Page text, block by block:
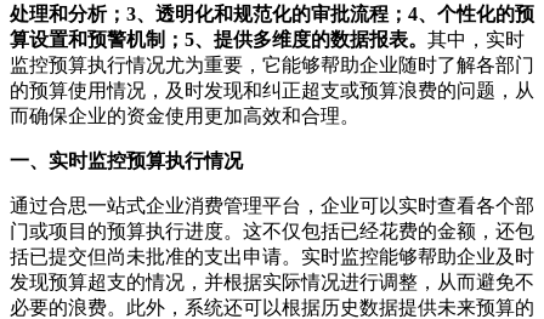
处理和分析；3、透明化和规范化的审批流程；4、个性化的预
算设置和预警机制；5、提供多维度的数据报表。 其中，实时
监控预算执行情况尤为重要，它能够帮助企业随时了解各部门
的预算使用情况，及时发现和纠正超支或预算浪费的问题，从
而确保企业的资金使用更加高效和合理。
一、实时监控预算执行情况
通过合思一站式企业消费管理平台，企业可以实时查看各个部
门或项目的预算执行进度。这不仅包括已经花费的金额，还包
括已提交但尚未批准的支出申请。实时监控能够帮助企业及时
发现预算超支的情况，并根据实际情况进行调整，从而避免不
必要的浪费。此外，系统还可以根据历史数据提供未来预算的